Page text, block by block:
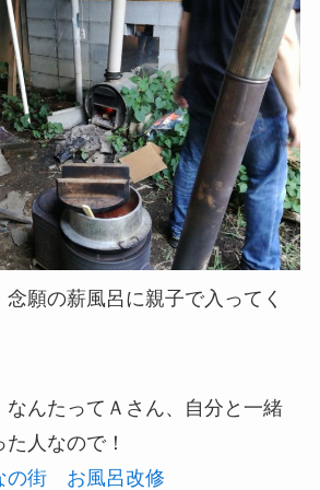
願の薪風呂に親子で入ってく
なんたってＡさん、自分と一緒
人なので！
の街 お風呂改修